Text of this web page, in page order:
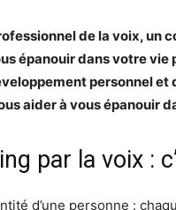
de la voix, un
épanouir dans votre
personnel et
aider à vous épanouir
par la voix :
d’une personne :